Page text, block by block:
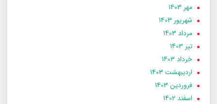
مهر 1403
شهریور 1403
مرداد 1403
تير 1403
خرداد 1403
ارديبهشت 1403
فروردین 1403
اسفند 1402